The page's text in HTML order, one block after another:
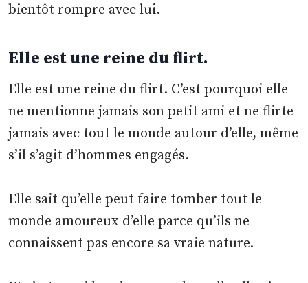
bientôt rompre avec lui.
Elle est une reine du flirt.
Elle est une reine du flirt. C’est pourquoi elle
ne mentionne jamais son petit ami et ne flirte
jamais avec tout le monde autour d’elle, même
s’il s’agit d’hommes engagés.
Elle sait qu’elle peut faire tomber tout le
monde amoureux d’elle parce qu’ils ne
connaissent pas encore sa vraie nature.